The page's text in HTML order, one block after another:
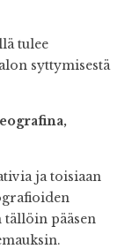
tulee
syttymisestä
ja toisiaan
pääsen